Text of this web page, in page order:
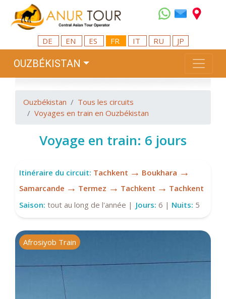
DE EN ES FR IT RU JP
OUZBÉKISTAN
Ouzbékistan
Tous les circuits
Voyages en train en Ouzbékistan
Voyage en train: 6 jours
Itinéraire du circuit: Tachkent → Boukhara →
Samarcande → Termez → Taсhkent → Tachkent
Saison: tout au long de l'année | Jours: 6 | Nuits: 5
Afrosiyob Train